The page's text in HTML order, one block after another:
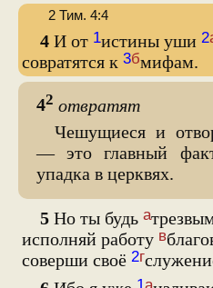
4 И от 1истины уши 2
совратятся к 3бмифам.
2 Тим. 4:4
42 отвратят
Чешущиеся и
— это главный
упадка в церквях.
5 Но ты будь а
исполняй работу в
соверши своё 2г
1а